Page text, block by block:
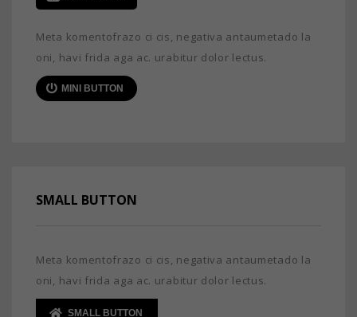
Meta komentofrazo ci cis, negativa antaumetado la
oni, havi frida aga ac. urabitur dolor lectus.
MINI BUTTON
SMALL BUTTON
Meta komentofrazo ci cis, negativa antaumetado la
oni, havi frida aga ac. urabitur dolor lectus.
SMALL BUTTON